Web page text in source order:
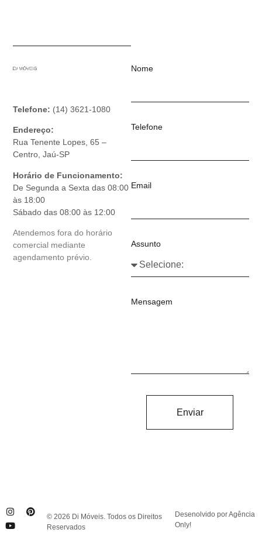
Telefone: (14) 3621-1080
Endereço:
Rua Tenente Lopes, 65 –
Centro, Jaú-SP
Horário de Funcionamento:
De Segunda a Sexta das 08:00
às 18:00
Sábado das 08:00 às 12:00
Atendemos fora do horário
comercial mediante
agendamento prévio.
Nome
Telefone
Email
Assunto
Mensagem
Enviar
© 2026 Di Móveis. Todos os Direitos
Reservados
Desenolvido por Agência
Only!